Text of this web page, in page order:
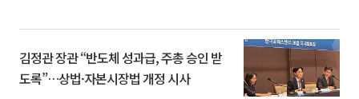
김정관 장관 “반도체 성과급, 주총 승인 받
도록”…상법·자본시장법 개정 시사